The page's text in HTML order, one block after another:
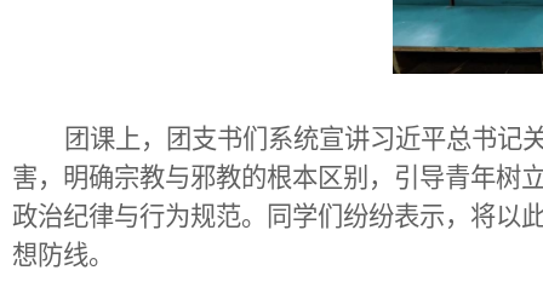
团课上，团支书们系统宣讲习近平总书记
害，明确宗教与邪教的根本区别，引导青年树
政治纪律与行为规范。同学们纷纷表示，将以
想防线。